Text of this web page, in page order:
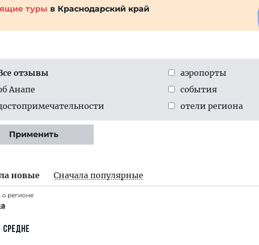
туры в Краснодарский край
отзывы
Анапе
аэропорты
события
отели региона
Применить
новые Сначала популярные
о регионе
СРЕДНЕ